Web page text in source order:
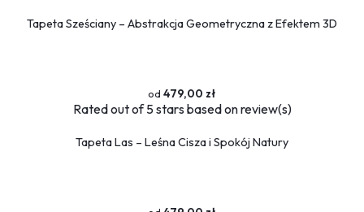
Tapeta Sześciany – Abstrakcja Geometryczna z Efektem 3D
479,00 zł
Ratedout of 5 stars based onreview(s)
Tapeta Las – Leśna Cisza i Spokój Natury